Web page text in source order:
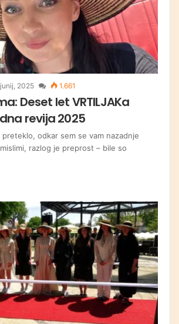
2025 1.661
Deset let VRTILJAKa
revija 2025
preteklo, odkar sem se vam nazadnje
razlog je preprost – bile so